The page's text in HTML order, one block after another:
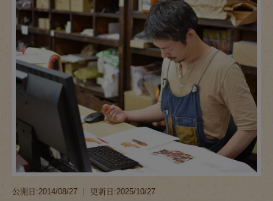
公開日:2014/08/27 ｜ 更新日:2025/10/27